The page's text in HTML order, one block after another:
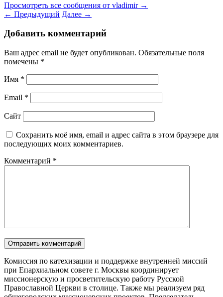
Просмотреть все сообщения от vladimir →
← Предыдущий Далее →
Добавить комментарий
Ваш адрес email не будет опубликован. Обязательные поля
помечены *
Имя *
Email *
Сайт
Сохранить моё имя, email и адрес сайта в этом браузере для
последующих моих комментариев.
Комментарий *
Комиссия по катехизации и поддержке внутренней миссий
при Епархиальном совете г. Москвы координирует
миссионерскую и просветительскую работу Русской
Православной Церкви в столице. Также мы реализуем ряд